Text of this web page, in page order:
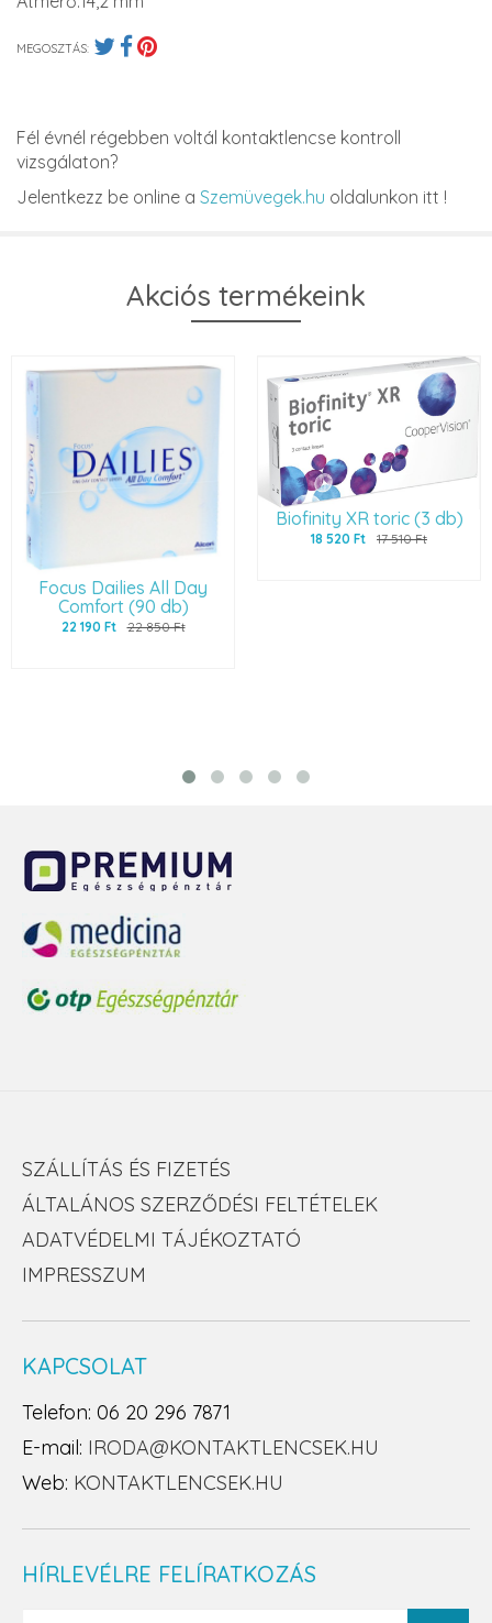
MEGOSZTÁS:
Fél évnél régebben voltál kontaktlencse kontroll
vizsgálaton?
Jelentkezz be online a Szemüvegek.hu oldalunkon itt !
Akciós termékeink
Focus Dailies All Day
Comfort (90 db)
22 190 Ft 22 850 Ft
Biofinity XR toric (3 db)
18 520 Ft 17 510 Ft
SZÁLLÍTÁS ÉS FIZETÉS
ÁLTALÁNOS SZERZŐDÉSI FELTÉTELEK
ADATVÉDELMI TÁJÉKOZTATÓ
IMPRESSZUM
KAPCSOLAT
Telefon: 06 20 296 7871
E-mail: IRODA@KONTAKTLENCSEK.HU
Web: KONTAKTLENCSEK.HU
HÍRLEVÉLRE FELÍRATKOZÁS